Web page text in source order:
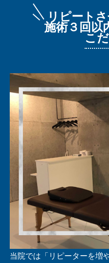
リピート
施術３回以
こ
当院では「リピーターを増